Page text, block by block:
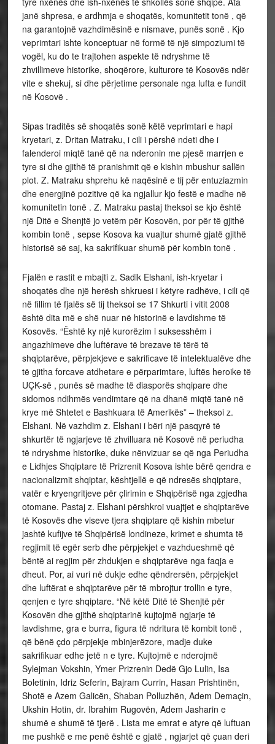
janë shpresa, e ardhmja e shoqatës, komunitetit tonë , që
na garantojnë vazhdimësinë e nismave, punës sonë . Kjo
veprimtari ishte konceptuar në formë të një simpoziumi të
vogël, ku do te trajtohen aspekte të ndryshme të
zhvillimeve historike, shoqërore, kulturore të Kosovës ndër
vite e shekuj, si dhe përjetime personale nga lufta e fundit
në Kosovë .
Sipas traditës së shoqatës sonë këtë veprimtari e hapi
kryetari, z. Dritan Matraku, i cili i përshë ndeti dhe i
falenderoi miqtë tanë që na nderonin me pjesë marrjen e
tyre si dhe gjithë të pranishmit që e kishin mbushur sallën
plot. Z. Matraku shprehu kë naqësinë e tij për entuziazmin
dhe energjinë pozitive që ka ngjallur kjo festë e madhe në
komunitetin tonë . Z. Matraku pastaj theksoi se kjo është
një Ditë e Shenjtë jo vetëm për Kosovën, por për të gjithë
kombin tonë , sepse Kosova ka vuajtur shumë gjatë gjithë
historisë së saj, ka sakrifikuar shumë për kombin tonë .
Fjalën e rastit e mbajti z. Sadik Elshani, ish-kryetar i
shoqatës dhe një herësh shkruesi i këtyre radhëve, i cili që
në fillim të fjalës së tij theksoi se 17 Shkurti i vitit 2008
është dita më e shë nuar në historinë e lavdishme të
Kosovës. “Është ky një kurorëzim i suksesshëm i
angazhimeve dhe luftërave të brezave të tërë të
shqiptarëve, përpjekjeve e sakrificave të intelektualëve dhe
të gjitha forcave atdhetare e përparimtare, luftës heroike të
UÇK-së , punës së madhe të diasporës shqipare dhe
sidomos ndihmës vendimtare që na dhanë miqtë tanë në
krye më Shtetet e Bashkuara të Amerikës” – theksoi z.
Elshani. Në vazhdim z. Elshani i bëri një pasqyrë të
shkurtër të ngjarjeve të zhvilluara në Kosovë në periudha
të ndryshme historike, duke nënvizuar se që nga Periudha
e Lidhjes Shqiptare të Prizrenit Kosova ishte bërë qendra e
nacionalizmit shqiptar, kështjellë e që ndresës shqiptare,
vatër e kryengritjeve për çlirimin e Shqipërisë nga zgjedha
otomane. Pastaj z. Elshani përshkroi vuajtjet e shqiptarëve
të Kosovës dhe viseve tjera shqiptare që kishin mbetur
jashtë kufijve të Shqipërisë londineze, krimet e shumta të
regjimit të egër serb dhe përpjekjet e vazhdueshmë që
bëntë ai regjim për zhdukjen e shqiptarëve nga faqja e
dheut. Por, ai vuri në dukje edhe qëndrersën, përpjekjet
dhe luftërat e shqiptarëve për të mbrojtur trollin e tyre,
qenjen e tyre shqiptare. “Në këtë Ditë të Shenjtë për
Kosovën dhe gjithë shqiptarinë kujtojmë ngjarje të
lavdishme, gra e burra, figura të ndritura të kombit tonë ,
që bënë çdo përpjekje mbinjerëzore, madje duke
sakrifikuar edhe jetë n e tyre. Kujtojmë e nderojmë
Sylejman Vokshin, Ymer Prizrenin Dedë Gjo Lulin, Isa
Boletinin, Idriz Seferin, Bajram Currin, Hasan Prishtinën,
Shotë e Azem Galicën, Shaban Polluzhën, Adem Demaçin,
Ukshin Hotin, dr. Ibrahim Rugovën, Adem Jasharin e
shumë e shumë të tjerë . Lista me emrat e atyre që luftuan
me pushkë e me penë është e gjatë , ngjarjet që çuan deri